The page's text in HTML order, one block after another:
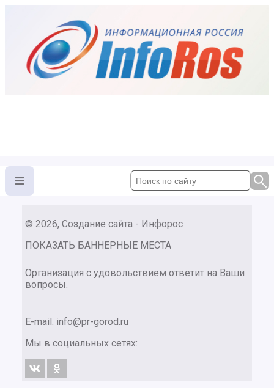
© 2026, Создание сайта - Инфорос
ПОКАЗАТЬ БАННЕРНЫЕ МЕСТА
Организация с удовольствием ответит на Ваши
вопросы.
E-mail: info@pr-gorod.ru
Мы в социальных сетях: